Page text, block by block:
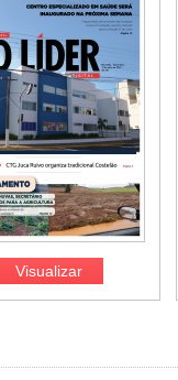
Visualizar